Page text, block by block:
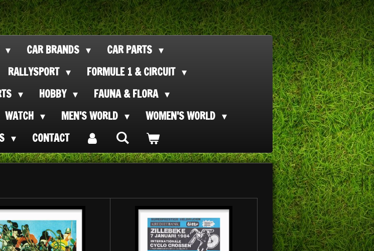
CAR BRANDS
CAR PARTS
RALLYSPORT
FORMULE 1 & CIRCUIT
HOBBY
FAUNA & FLORA
WATCH MEN'S WORLD
WOMEN'S WORLD
CONTACT